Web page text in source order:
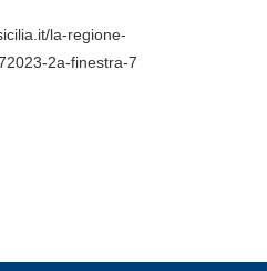
la-regione-
2a-finestra-7